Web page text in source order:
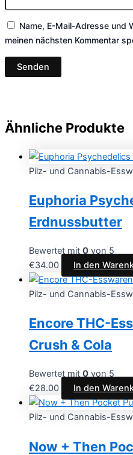
Name, E-Mail-Adresse und
meinen nächsten Kommentar
Ähnliche Produkte
Pilz- und Cannabis-
Euphoria
Erdnussbutter
Bewertet mit 0 von 5
€34.00 In den
Pilz- und Cannabis-
Encore THC-
Crush & Cola
Bewertet mit 0 von 5
€28.00 In den
Pilz- und Cannabis-
Now + Then